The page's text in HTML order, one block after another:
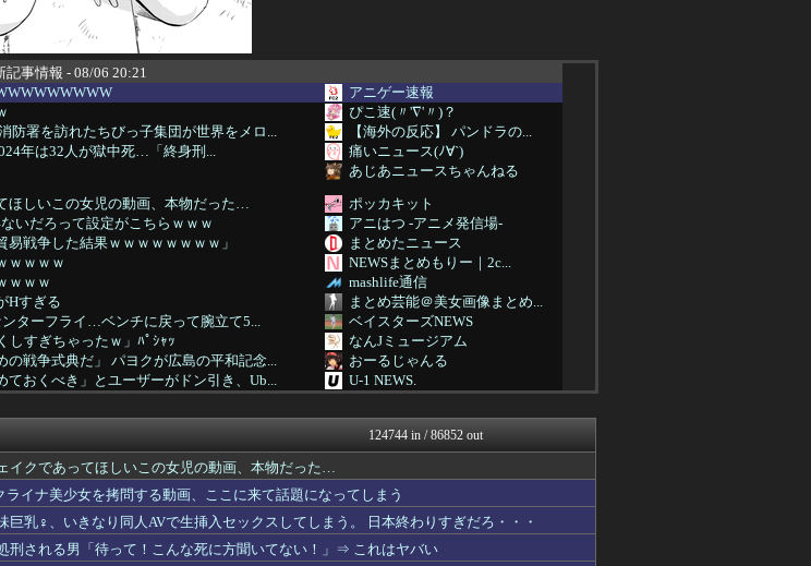
記事情報 - 08/06 20:21
アニゲー速報
ぴこ速(〃'∇'〃)？
防署を訪れたちびっ子集団が世界をメロ...
【海外の反応】 パンドラの...
年は32人が獄中死…「終身刑...
痛いニュース(ﾉ∀`)
あじあニュースちゃんねる
ほしいこの女児の動画、本物だった…
ポッカキット
いだろって設定がこちらｗｗｗ
アニはつ -アニメ発信場-
戦争した結果ｗｗｗｗｗｗｗｗ」
まとめたニュース
ｗｗｗｗ
NEWSまとめもりー｜2c...
ｗｗｗ
mashlife通信
Hすぎる
まとめ芸能＠美女画像まとめ...
ターフライ…ベンチに戻って腕立て5...
ベイスターズNEWS
しすぎちゃったｗ」ﾊﾟｼｬｯ
なんJミュージアム
の戦争式典だ」 パヨクが広島の平和記念...
おーるじゃんる
ておくべき」とユーザーがドン引き、Ub...
U-1 NEWS.
同点に追いつく
鷹速@ホークスまとめブログ
超えてしまう
まにゅそく 2chまとめニ...
にくが出てきてブチギレwwwwwww...
ールｗｗｗｗｗｗｗｗｗｗｗｗｗｗｗｗ...
VIPPER速報
、La’...
V系まとめ速報
まらんｗｗｗｗｗｗｗｗｗｗ
不思議.net - 5ch...
結構ばらまくｗｗｗｗ
わんこーる速報！
より巨乳化してしまうｗｗｗｗｗｗ
女子アナお宝画像速報－5c...
124744 in / 86852 out
イクであってほしいこの女児の動画、本物だった…
ライナ美少女を拷問する動画、ここに来て話題になってしまう
巨乳♀、いきなり同人AVで生挿入セックスしてしまう。 日本終わりすぎだろ・・・
刑される男「待って！こんな死に方聞いてない！」⇒ これはヤバい